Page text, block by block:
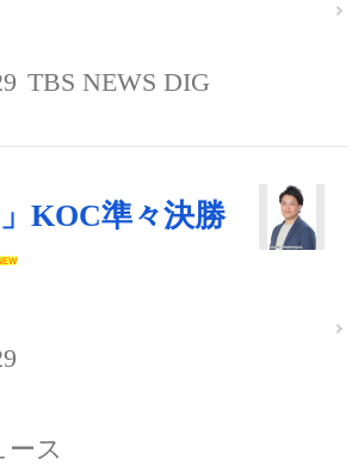
TBS NEWS DIG
」KOC準々決勝
ス